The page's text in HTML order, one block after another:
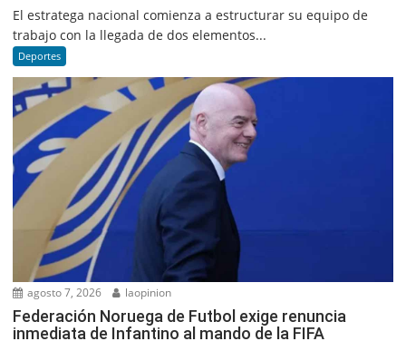
El estratega nacional comienza a estructurar su equipo de
trabajo con la llegada de dos elementos...
Deportes
agosto 7, 2026 laopinion
Federación Noruega de Futbol exige renuncia
inmediata de Infantino al mando de la FIFA